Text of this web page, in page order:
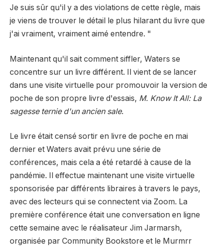
Je suis sûr qu'il y a des violations de cette règle, mais
je viens de trouver le détail le plus hilarant du livre que
j'ai vraiment, vraiment aimé entendre. "
Maintenant qu'il sait comment siffler, Waters se
concentre sur un livre différent. Il vient de se lancer
dans une visite virtuelle pour promouvoir la version de
poche de son propre livre d'essais, M. Know It All: La
sagesse ternie d'un ancien sale.
Le livre était censé sortir en livre de poche en mai
dernier et Waters avait prévu une série de
conférences, mais cela a été retardé à cause de la
pandémie. Il effectue maintenant une visite virtuelle
sponsorisée par différents libraires à travers le pays,
avec des lecteurs qui se connectent via Zoom. La
première conférence était une conversation en ligne
cette semaine avec le réalisateur Jim Jarmarsh,
organisée par Community Bookstore et le Murmrr